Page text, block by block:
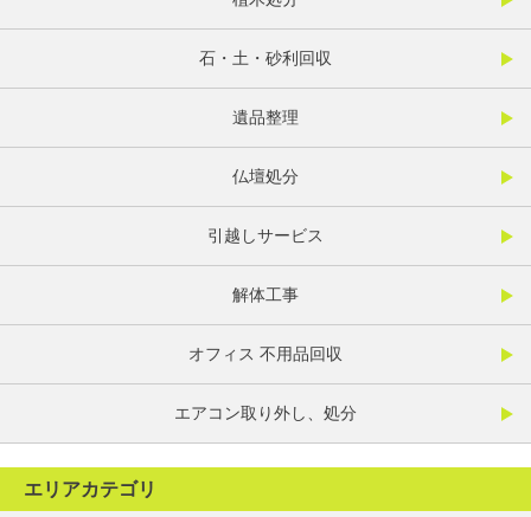
石・土・砂利回収
遺品整理
仏壇処分
引越しサービス
解体工事
オフィス 不用品回収
エアコン取り外し、処分
エリアカテゴリ